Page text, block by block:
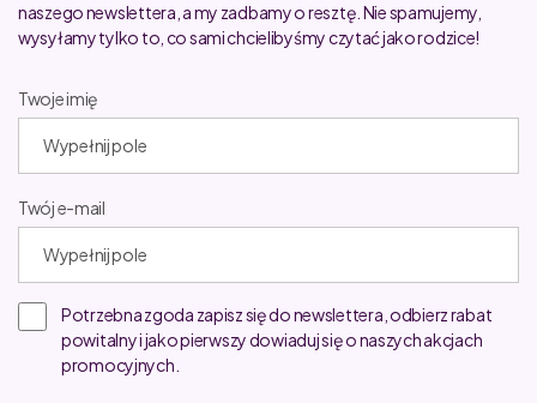
naszego newslettera, a my zadbamy o resztę. Nie spamujemy,
wysyłamy tylko to, co sami chcielibyśmy czytać jako rodzice!
Twoje imię
Twój e-mail
Potrzebna zgoda zapisz się do newslettera, odbierz rabat
powitalny i jako pierwszy dowiaduj się o naszych akcjach
promocyjnych.